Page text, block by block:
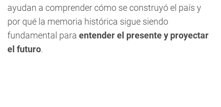
ayudan a comprender cómo se construyó el país y
por qué la memoria histórica sigue siendo
fundamental para entender el presente y proyectar
el futuro.